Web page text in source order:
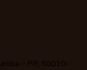
– PR, 80010-